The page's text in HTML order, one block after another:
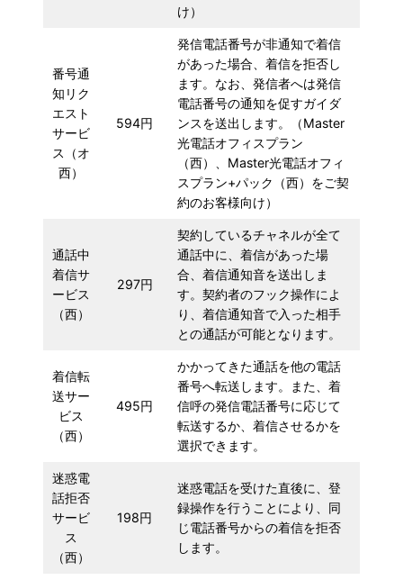
け）
番号通
知リク
エスト
サービ
ス（オ
西）
594円
発信電話番号が非通知で着信
があった場合、着信を拒否し
ます。なお、発信者へは発信
電話番号の通知を促すガイダ
ンスを送出します。（Master
光電話オフィスプラン
（西）、Master光電話オフィ
スプラン+パック（西）をご契
約のお客様向け）
通話中
着信サ
ービス
（西）
297円
契約しているチャネルが全て
通話中に、着信があった場
合、着信通知音を送出しま
す。契約者のフック操作によ
り、着信通知音で入った相手
との通話が可能となります。
着信転
送サー
ビス
（西）
495円
かかってきた通話を他の電話
番号へ転送します。また、着
信呼の発信電話番号に応じて
転送するか、着信させるかを
選択できます。
迷惑電
話拒否
サービ
ス
（西）
198円
迷惑電話を受けた直後に、登
録操作を行うことにより、同
じ電話番号からの着信を拒否
します。